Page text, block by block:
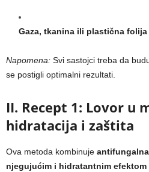
Gaza, tkanina ili plastična folija
Napomena: Svi sastojci treba da
se postigli optimalni rezultati.
II. Recept 1: Lovor u
hidratacija i zaštita
Ova metoda kombinuje
njegujućim i hidratantnim